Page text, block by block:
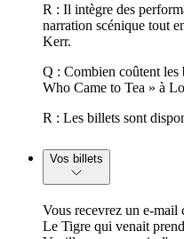
R : Il intègre des
narration scénique tout
Kerr.
Q : Combien coûtent les
Who Came to Tea » à
R : Les billets sont
Vos billets
Vous recevrez un e-mail
Le Tigre qui venait